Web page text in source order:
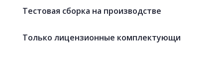
Тестовая сборка на производстве
Только лицензионные комплектующи